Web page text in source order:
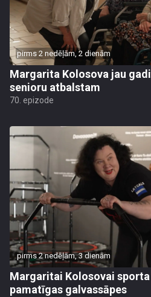
pirms 2 nedēļām, 2 dienām
Margarita Kolosova jau
senioru atbalstam
70. epizode
pirms 2 nedēļām, 3 dienām
Margaritai Kolosovai
pamatīgas galvassāpes